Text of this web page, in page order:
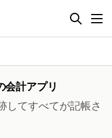
会計アプリ
してすべてが記帳さ